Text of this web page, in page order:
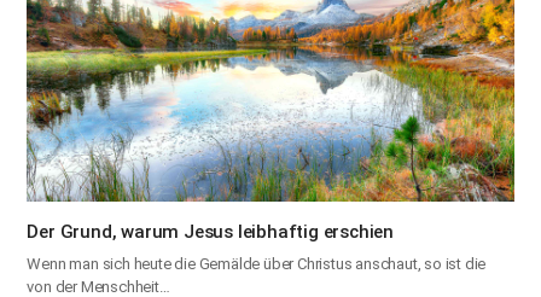
Der Grund, warum Jesus leibhaftig erschien
Wenn man sich heute die Gemälde über Christus anschaut, so ist die
von der Menschheit…